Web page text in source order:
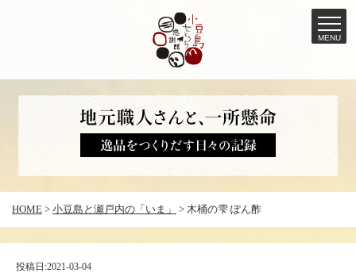
へ
MENU
HOME > 小豆島と瀬戸内の「いま」 > 木桶の雫 ぽん酢
投稿日:2021-03-04